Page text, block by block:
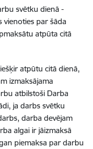
svētku dienā -
vienoties par šāda
atpūta citā
atpūtu citā dienā,
izmaksājama
atbilstoši Darba
ja darbs svētku
darba devējam
algai ir jāizmaksā
piemaksa par darbu